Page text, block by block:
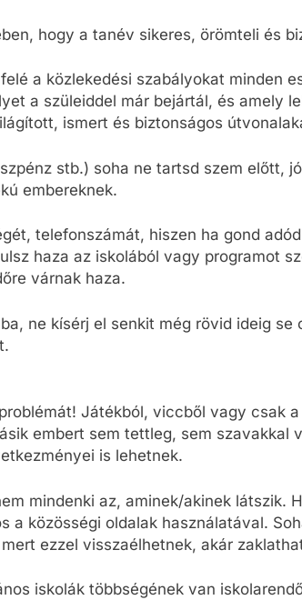
hogy a tanév sikeres, örömteli és
a közlekedési szabályokat minden
a szüleiddel már bejártál, és amely
ismert és biztonságos
stb.) soha ne tartsd szem előtt,
embereknek.
telefonszámát, hiszen ha gond
haza az iskolából vagy programot
várnak haza.
ne kísérj el senkit még rövid ideig se
Játékból, viccből vagy csak
embert sem tettleg, sem szavakkal
is lehetnek.
mindenki az, aminek/akinek látszik.
a közösségi oldalak használatával.
ezzel visszaélhetnek, akár
iskolák többségének van